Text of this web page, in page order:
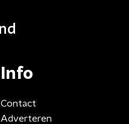
Info
Contact
Adverteren